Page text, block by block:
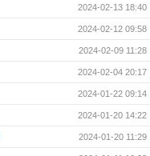
2024-02-13 18:40
2024-02-12 09:58
2024-02-09 11:28
2024-02-04 20:17
2024-01-22 09:14
2024-01-20 14:22
2024-01-20 11:29